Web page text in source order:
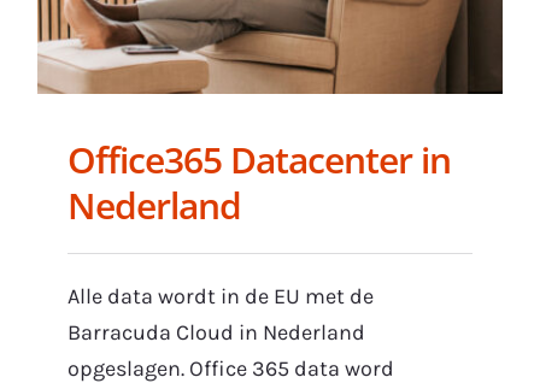
Office365 Datacenter in
Nederland
Alle data wordt in de EU met de
Barracuda Cloud in Nederland
opgeslagen. Office 365 data word